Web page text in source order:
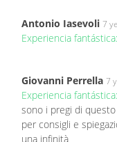
Antonio Iasevoli 7
Experiencia fantástica:
Giovanni Perrella 7
Experiencia fantástica:
sono i pregi di
per consigli e
una infinità